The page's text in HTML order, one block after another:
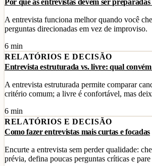
Por que as entrevistas devem ser
A entrevista funciona melhor quando você
perguntas direcionadas em vez de improviso.
6 min
RELATÓRIOS E DECISÃO
Entrevista estruturada vs. livre: qual
A entrevista estruturada permite comparar
critério comum; a livre é confortável, mas
6 min
RELATÓRIOS E DECISÃO
Como fazer entrevistas mais curtas e focadas
Encurte a entrevista sem perder qualidade:
prévia, defina poucas perguntas críticas e